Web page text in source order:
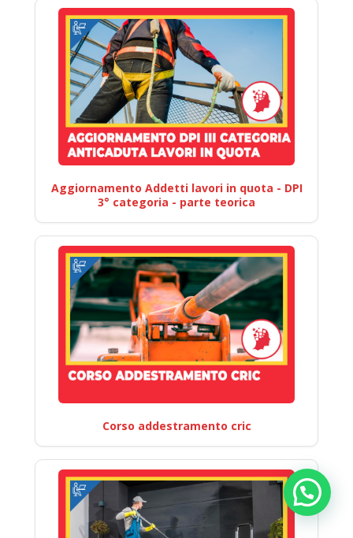
Aggiornamento Addetti lavori in quota - DPI
3° categoria - parte teorica
Corso addestramento cric